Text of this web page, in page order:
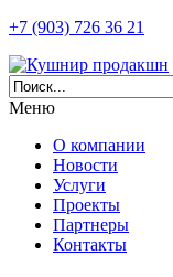
+7 (903) 726 36 21
Меню
О компании
Новости
Услуги
Проекты
Партнеры
Контакты